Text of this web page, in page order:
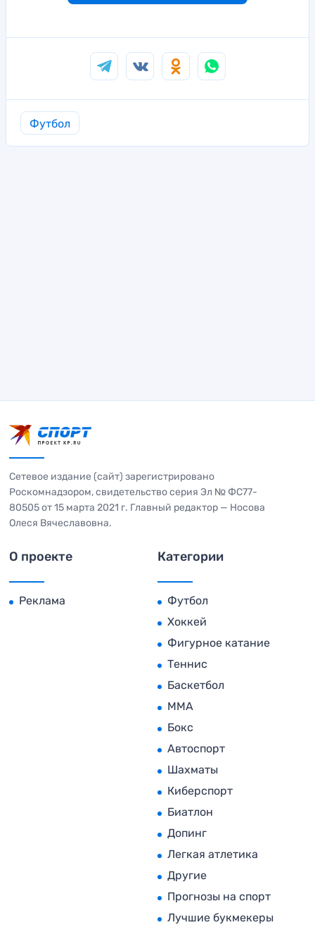
Футбол
Сетевое издание (сайт) зарегистрировано
Роскомнадзором, свидетельство серия Эл № ФС77-
80505 от 15 марта 2021 г. Главный редактор — Носова
Олеся Вячеславовна.
О проекте
Реклама
Категории
Футбол
Хоккей
Фигурное катание
Теннис
Баскетбол
MMA
Бокс
Автоспорт
Шахматы
Киберспорт
Биатлон
Допинг
Легкая атлетика
Другие
Прогнозы на спорт
Лучшие букмекеры